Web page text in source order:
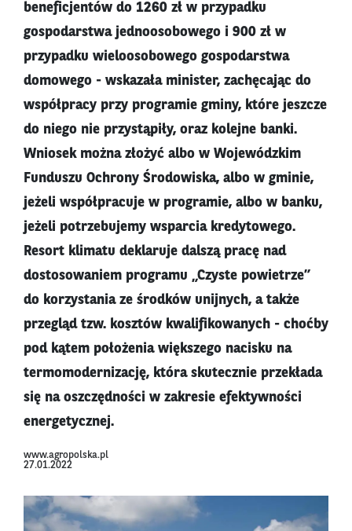
beneficjentów do 1260 zł w przypadku
gospodarstwa jednoosobowego i 900 zł w
przypadku wieloosobowego gospodarstwa
domowego - wskazała minister, zachęcając do
współpracy przy programie gminy, które jeszcze
do niego nie przystąpiły, oraz kolejne banki.
Wniosek można złożyć albo w Wojewódzkim
Funduszu Ochrony Środowiska, albo w gminie,
jeżeli współpracuje w programie, albo w banku,
jeżeli potrzebujemy wsparcia kredytowego.
Resort klimatu deklaruje dalszą pracę nad
dostosowaniem programu „Czyste powietrze”
do korzystania ze środków unijnych, a także
przegląd tzw. kosztów kwalifikowanych - choćby
pod kątem położenia większego nacisku na
termomodernizację, która skutecznie przekłada
się na oszczędności w zakresie efektywności
energetycznej.
www.agropolska.pl
27.01.2022